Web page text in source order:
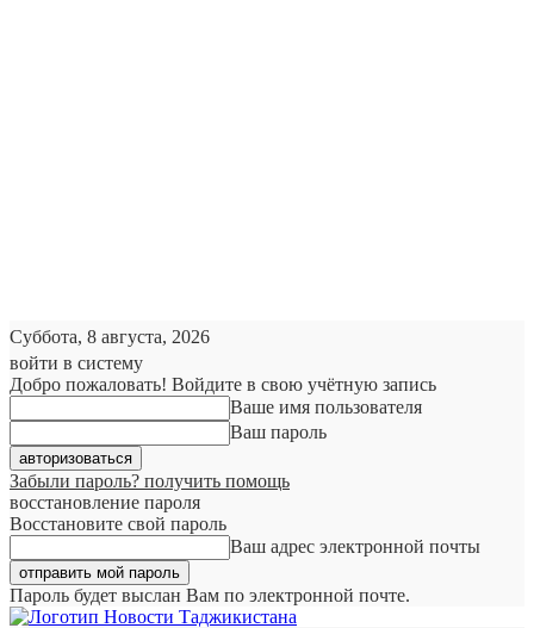
Суббота, 8 августа, 2026
войти в систему
Добро пожаловать! Войдите в свою учётную запись
Ваше имя пользователя
Ваш пароль
Забыли пароль? получить помощь
восстановление пароля
Восстановите свой пароль
Ваш адрес электронной почты
Пароль будет выслан Вам по электронной почте.
Новости Таджикистана